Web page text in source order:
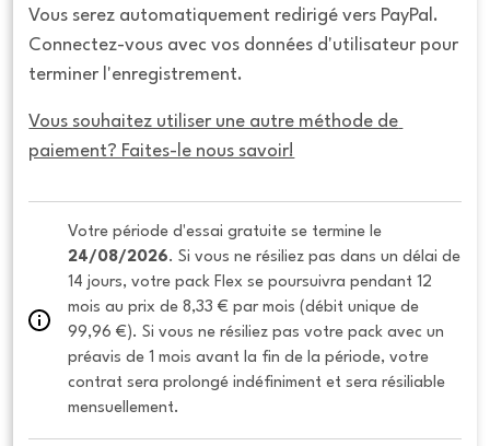
Vous serez automatiquement redirigé vers PayPal.
Connectez-vous avec vos données d'utilisateur pour
terminer l'enregistrement.
Vous souhaitez utiliser une autre méthode de
paiement? Faites-le nous savoir!
24/08/2026. Si vous ne résiliez pas dans un délai de
14 jours, votre pack Flex se poursuivra pendant 12
mois au prix de 8,33 € par mois (débit unique de
99,96 €). Si vous ne résiliez pas votre pack avec un
préavis de 1 mois avant la fin de la période, votre
contrat sera prolongé indéfiniment et sera résiliable
mensuellement.